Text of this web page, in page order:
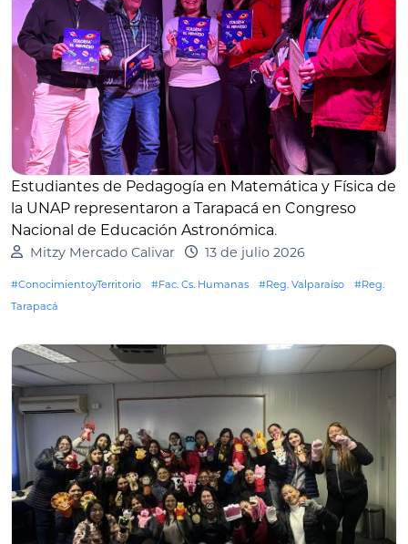
Estudiantes de Pedagogía en Matemática y Física de
la UNAP representaron a Tarapacá en Congreso
Nacional de Educación Astronómica.
Mitzy Mercado Calivar 13 de julio 2026
#ConocimientoyTerritorio #Fac. Cs. Humanas #Reg. Valparaíso
#Reg.
Tarapacá